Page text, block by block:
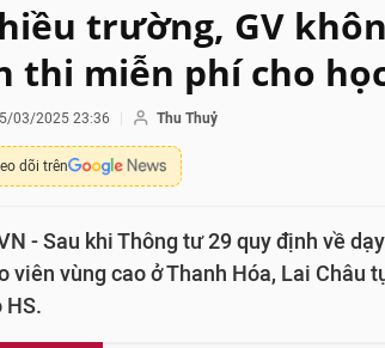
trường, GV
thi miễn phí cho
03/2025 23:36 Thu Thuỷ
dõi trên
- Sau khi Thông tư 29 quy định về
viên vùng cao ở Thanh Hóa, Lai Châu
HS.